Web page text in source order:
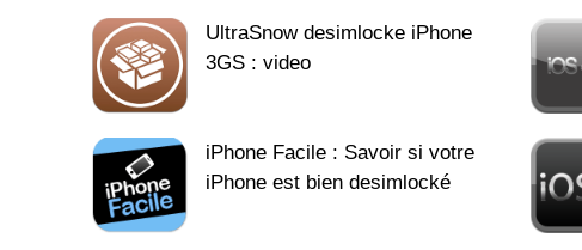
UltraSnow desimlocke iPhone
3GS : video
iPhone Facile : Savoir si votre
iPhone est bien desimlocké